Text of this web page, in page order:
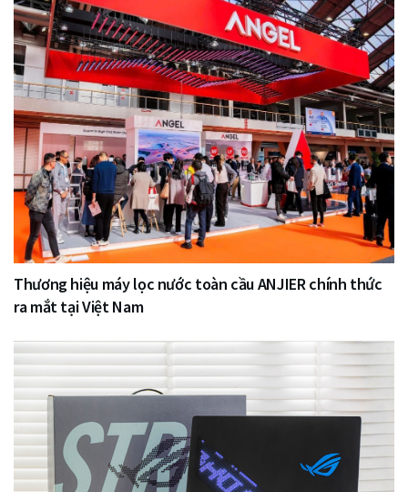
Thương hiệu máy lọc nước toàn cầu ANJIER chính thức
ra mắt tại Việt Nam